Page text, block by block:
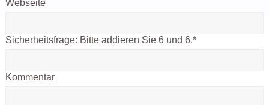
Webseite
Sicherheitsfrage: Bitte addieren Sie 6 und 6.*
Kommentar